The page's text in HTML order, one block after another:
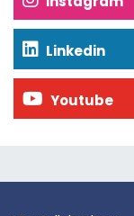
Linkedin
Youtube